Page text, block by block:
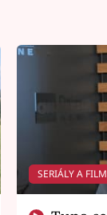
SERIÁLY A